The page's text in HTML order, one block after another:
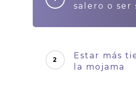
salero o ser
Estar más
la mojama